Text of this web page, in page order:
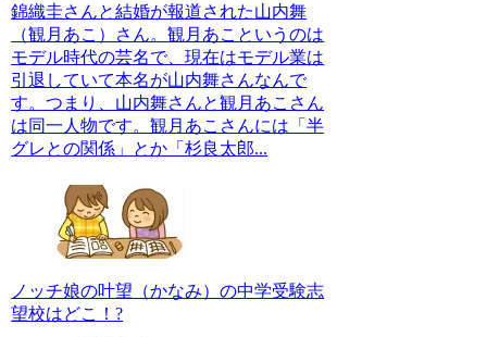
錦織圭さんと結婚が報道された山内舞
（観月あこ）さん。観月あこというのは
モデル時代の芸名で、現在はモデル業は
引退していて本名が山内舞さんなんで
す。つまり、山内舞さんと観月あこさん
は同一人物です。観月あこさんには「半
グレとの関係」とか「杉良太郎...
ノッチ娘の叶望（かなみ）の中学受験志
望校はどこ！?